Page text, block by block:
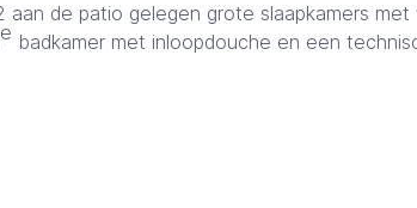
de patio gelegen grote slaapkamers
e badkamer met inloopdouche en een